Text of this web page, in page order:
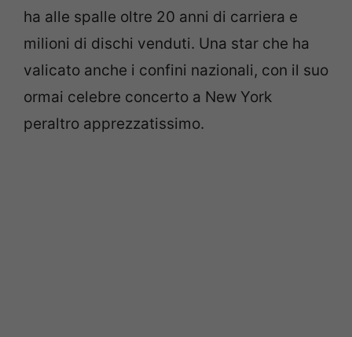
ha alle spalle oltre 20 anni di carriera e
milioni di dischi venduti. Una star che ha
valicato anche i confini nazionali, con il suo
ormai celebre concerto a New York
peraltro apprezzatissimo.